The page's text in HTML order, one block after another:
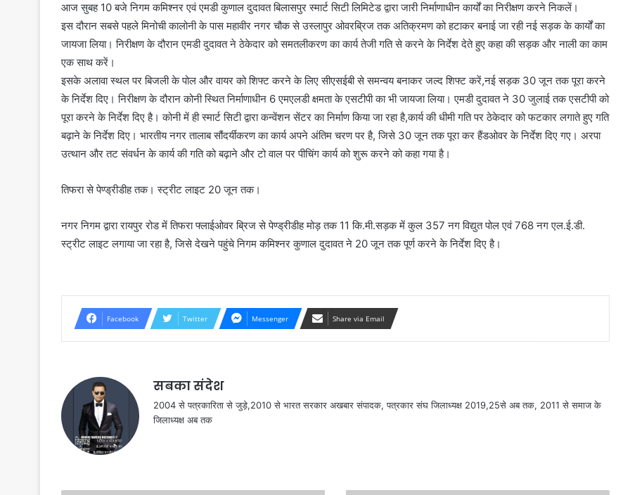
आज सुबह 10 बजे निगम कमिश्नर एवं एमडी कुणाल दुदावत बिलासपुर स्मार्ट सिटी लिमिटेड द्वारा जारी निर्माणाधीन कार्यों का निरीक्षण करने निकलें।
इस दौरान सबसे पहले मिनोची कालोनी के पास महावीर नगर चौक से उस्लापुर ओवरब्रिज तक अतिक्रमण को हटाकर बनाई जा रही नई सड़क के कार्यों का
जायजा लिया। निरीक्षण के दौरान एमडी दुदावत ने ठेकेदार को समतलीकरण का कार्य तेजी गति से करने के निर्देश देते हुए कहा की सड़क और नाली का काम
एक साथ करें।
इसके अलावा स्थल पर बिजली के पोल और वायर को शिफ्ट करने के लिए सीएसईबी से समन्वय बनाकर जल्द शिफ्ट करें,नई सड़क 30 जून तक पूरा करने
के निर्देश दिए। निरीक्षण के दौरान कोनी स्थित निर्माणाधीन 6 एमएलडी क्षमता के एसटीपी का भी जायजा लिया। एमडी दुदावत ने 30 जुलाई तक एसटीपी को
पूरा करने के निर्देश दिए है। कोनी में ही स्मार्ट सिटी द्वारा कन्वेंशन सेंटर का निर्माण किया जा रहा है,कार्य की धीमी गति पर ठेकेदार को फटकार लगाते हुए गति
बढ़ाने के निर्देश दिए। भारतीय नगर तालाब सौंदर्यीकरण का कार्य अपने अंतिम चरण पर है, जिसे 30 जून तक पूरा कर हैंडओवर के निर्देश दिए गए। अरपा
उत्थान और तट संवर्धन के कार्य की गति को बढ़ाने और टो वाल पर पीचिंग कार्य को शुरू करने को कहा गया है।
तिफरा से पेण्ड्रीडीह तक। स्ट्रीट लाइट 20 जून तक।
नगर निगम द्वारा रायपुर रोड में तिफरा फ्लाईओवर ब्रिज से पेण्ड्रीडीह मोड़ तक 11 कि.मी.सड़क में कुल 357 नग विद्युत पोल एवं 768 नग एल.ई.डी.
स्ट्रीट लाइट लगाया जा रहा है, जिसे देखने पहुंचे निगम कमिश्नर कुणाल दुदावत ने 20 जून तक पूर्ण करने के निर्देश दिए है।
Facebook Twitter Messenger Share via Email
सबका संदेश
2004 से पत्रकारिता से जुड़े,2010 से भारत सरकार अखबार संपादक, पत्रकार संघ जिलाध्यक्ष 2019,25से अब तक, 2011 से समाज के
जिलाध्यक्ष अब तक